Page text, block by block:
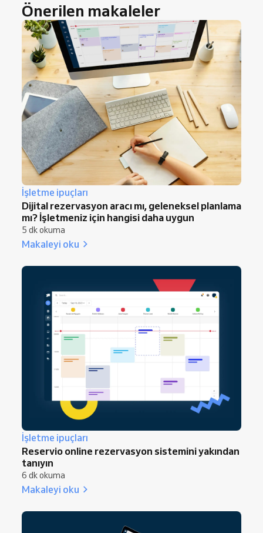
belirleyebilir ve aralara kısa molalar ekleyerek
her şeyin zamanında ilerlemesini sağlayabilir.
Önerilen makaleler
İşletme ipuçları
Dijital rezervasyon aracı mı, geleneksel planlama
mı? İşletmeniz için hangisi daha uygun
5 dk okuma
Makaleyi oku
İşletme ipuçları
Reservio online rezervasyon sistemini yakından
tanıyın
6 dk okuma
Makaleyi oku